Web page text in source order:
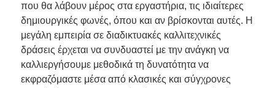
που θα λάβουν μέρος στα εργαστήρια, τις ιδιαίτερες
δημιουργικές φωνές, όπου και αν βρίσκονται αυτές. Η
μεγάλη εμπειρία σε διαδικτυακές καλλιτεχνικές
δράσεις έρχεται να συνδυαστεί με την ανάγκη να
καλλιεργήσουμε μεθοδικά τη δυνατότητα να
εκφραζόμαστε μέσα από κλασικές και σύγχρονες